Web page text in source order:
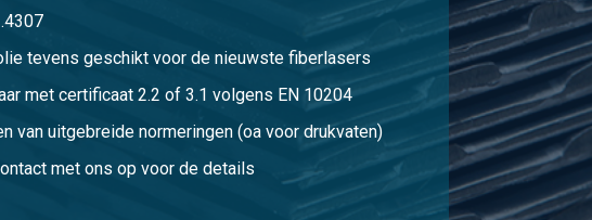
Selecteer
tevens geschikt voor de nieuwste fiberlasers
met certificaat 2.2 of 3.1 volgens EN 10204
van uitgebreide normeringen (oa voor drukvaten)
met ons op voor de details